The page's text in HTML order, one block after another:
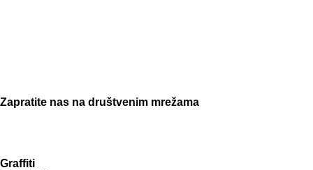
Zapratite nas na društvenim mrežama
Graffiti